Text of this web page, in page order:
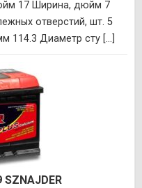
17 Ширина, дюйм 7
отверстий, шт. 5
114.3 Диаметр сту [...]
SZNAJDER